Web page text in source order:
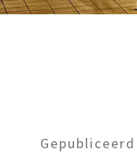
Gepubliceerd